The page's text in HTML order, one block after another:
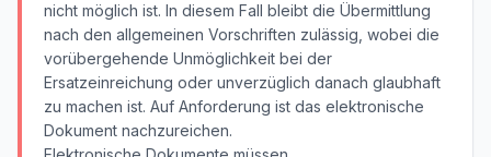
nicht möglich ist. In diesem Fall bleibt die Übermittlung
nach den allgemeinen Vorschriften zulässig, wobei die
vorübergehende Unmöglichkeit bei der
Ersatzeinreichung oder unverzüglich danach glaubhaft
zu machen ist. Auf Anforderung ist das elektronische
Dokument nachzureichen.